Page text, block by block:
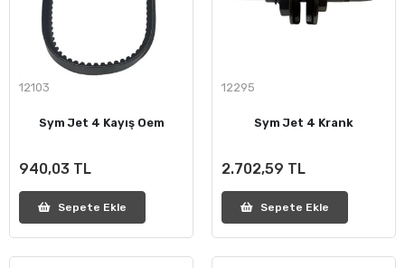
12103
Sym Jet 4 Kayış Oem
940,03 TL
Sepete Ekle
12295
Sym Jet 4 Krank
2.702,59 TL
Sepete Ekle